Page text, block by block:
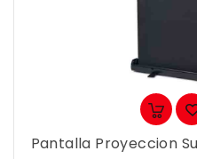
Pantalla Proyeccion